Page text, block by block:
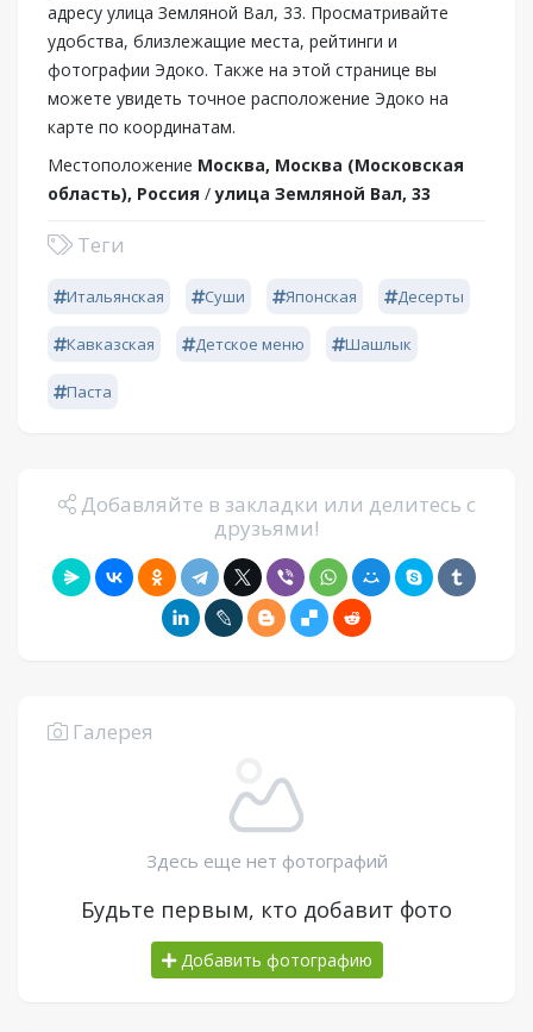
адресу улица Земляной Вал, 33. Просматривайте
удобства, близлежащие места, рейтинги и
фотографии Эдоко. Также на этой странице вы
можете увидеть точное расположение Эдоко на
карте по координатам.
Местоположение Москва, Москва (Московская
область), Россия /улица Земляной Вал, 33
Теги
Итальянская Суши Японская Десерты
Кавказская Детское меню Шашлык
Паста
Добавляйте в закладки или делитесь с
друзьями!
Галерея
Здесь еще нет фотографий
Будьте первым, кто добавит фото
Добавить фотографию